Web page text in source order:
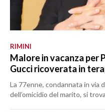
RIMINI
Malore in vacanza per
Gucci ricoverata in
La 77enne, condannata in via
dell’omicidio del marito, si